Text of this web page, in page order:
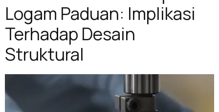
Logam Paduan: Implikasi
Terhadap Desain
Struktural